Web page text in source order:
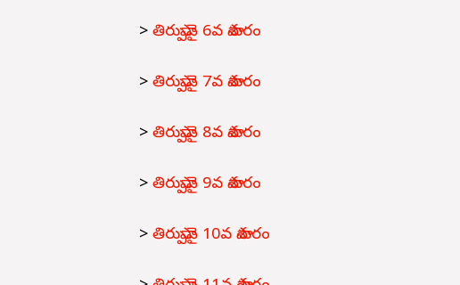
> తిరుప్పావై 6వ పాశురం
> తిరుప్పావై 7వ పాశురం
> తిరుప్పావై 8వ పాశురం
> తిరుప్పావై 9వ పాశురం
> తిరుప్పావై 10వ పాశురం